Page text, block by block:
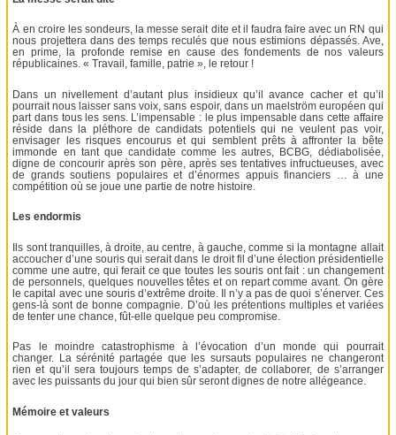
À en croire les sondeurs, la messe serait dite et il faudra faire avec un RN qui
nous projettera dans des temps reculés que nous estimions dépassés. Ave,
en prime, la profonde remise en cause des fondements de nos valeurs
républicaines. « Travail, famille, patrie », le retour !
Dans un nivellement d’autant plus insidieux qu’il avance cacher et qu’il
pourrait nous laisser sans voix, sans espoir, dans un maelström européen qui
part dans tous les sens. L’impensable : le plus impensable dans cette affaire
réside dans la pléthore de candidats potentiels qui ne veulent pas voir,
envisager les risques encourus et qui semblent prêts à affronter la bête
immonde en tant que candidate comme les autres, BCBG, dédiabolisée,
digne de concourir après son père, après ses tentatives infructueuses, avec
de grands soutiens populaires et d’énormes appuis financiers … à une
compétition où se joue une partie de notre histoire.
Les endormis
Ils sont tranquilles, à droite, au centre, à gauche, comme si la montagne allait
accoucher d’une souris qui serait dans le droit fil d’une élection présidentielle
comme une autre, qui ferait ce que toutes les souris ont fait : un changement
de personnels, quelques nouvelles têtes et on repart comme avant. On gère
le capital avec une souris d’extrême droite. Il n’y a pas de quoi s’énerver. Ces
gens-là sont de bonne compagnie. D’où les prétentions multiples et variées
de tenter une chance, fût-elle quelque peu compromise.
Pas le moindre catastrophisme à l’évocation d’un monde qui pourrait
changer. La sérénité partagée que les sursauts populaires ne changeront
rien et qu’il sera toujours temps de s’adapter, de collaborer, de s’arranger
avec les puissants du jour qui bien sûr seront dignes de notre allégeance.
Mémoire et valeurs